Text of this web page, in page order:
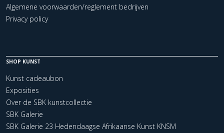
Algemene voorwaarden/reglement bedrijven
Privacy policy
SHOP KUNST
Kunst cadeaubon
Exposities
Over de SBK kunstcollectie
SBK Galerie
SBK Galerie 23 Hedendaagse Afrikaanse Kunst KNSM